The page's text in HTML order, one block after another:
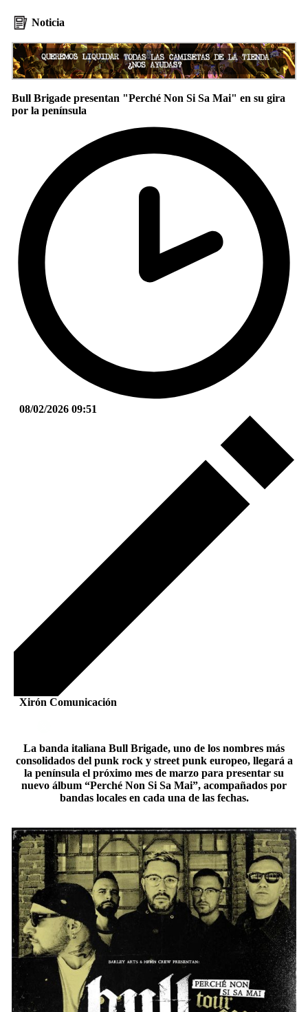
Noticia
Bull Brigade presentan "Perché Non Si Sa Mai" en su gira
por la península
08/02/2026 09:51
Xirón Comunicación
La banda italiana Bull Brigade, uno de los nombres más
consolidados del punk rock y street punk europeo, llegará a
la península el próximo mes de marzo para presentar su
nuevo álbum “Perché Non Si Sa Mai”, acompañados por
bandas locales en cada una de las fechas.